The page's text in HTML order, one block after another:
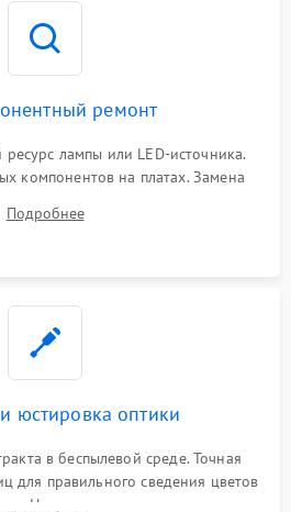
ремонт
лампы или LED-источника.
компонентов на платах. Замена
установка нового цветового
сгоревших поляризационных
Подробнее
юстировка оптики
в беспылевой среде. Точная
для правильного сведения цветов
Надежное подключение всех